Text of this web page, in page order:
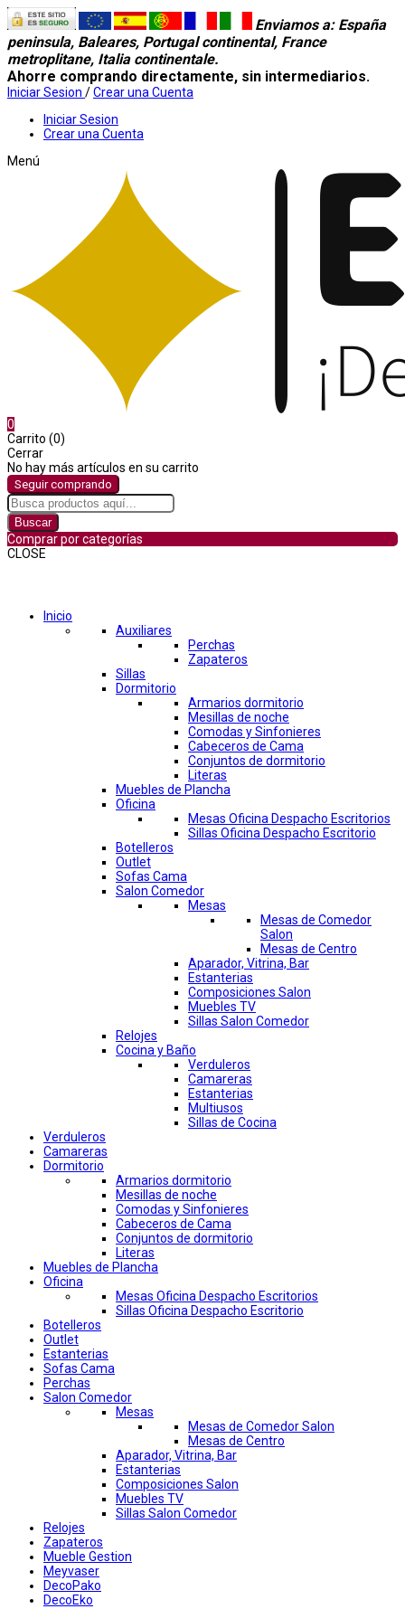
Enviamos a: España
peninsula, Baleares, Portugal continental, France
metroplitane, Italia continentale.
Ahorre comprando directamente, sin intermediarios.
Iniciar Sesion /Crear una Cuenta
Iniciar Sesion
Crear una Cuenta
Menú
0
Carrito (0)
Cerrar
No hay más artículos en su carrito
Seguir comprando
Buscar
Comprar por categorías
CLOSE
Inicio
Auxiliares
Perchas
Zapateros
Sillas
Dormitorio
Armarios dormitorio
Mesillas de noche
Comodas y Sinfonieres
Cabeceros de Cama
Conjuntos de dormitorio
Literas
Muebles de Plancha
Oficina
Mesas Oficina Despacho Escritorios
Sillas Oficina Despacho Escritorio
Botelleros
Outlet
Sofas Cama
Salon Comedor
Mesas
Mesas de Comedor
Salon
Mesas de Centro
Aparador, Vitrina, Bar
Estanterias
Composiciones Salon
Muebles TV
Sillas Salon Comedor
Relojes
Cocina y Baño
Verduleros
Camareras
Estanterias
Multiusos
Sillas de Cocina
Verduleros
Camareras
Dormitorio
Armarios dormitorio
Mesillas de noche
Comodas y Sinfonieres
Cabeceros de Cama
Conjuntos de dormitorio
Literas
Muebles de Plancha
Oficina
Mesas Oficina Despacho Escritorios
Sillas Oficina Despacho Escritorio
Botelleros
Outlet
Estanterias
Sofas Cama
Perchas
Salon Comedor
Mesas
Mesas de Comedor Salon
Mesas de Centro
Aparador, Vitrina, Bar
Estanterias
Composiciones Salon
Muebles TV
Sillas Salon Comedor
Relojes
Zapateros
Mueble Gestion
Meyvaser
DecoPako
DecoEko